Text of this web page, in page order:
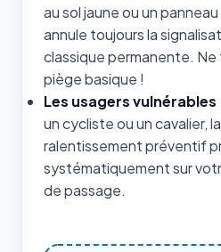
au sol jaune ou un
annule toujours la
classique permanente.
piège basique !
Les usagers vulnérables
un cycliste ou un cavalier,
ralentissement préventif
systématiquement sur
de passage.